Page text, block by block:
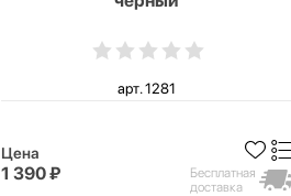
арт. 1281
Цена
1 390 ₽
Бесплатная
доставка